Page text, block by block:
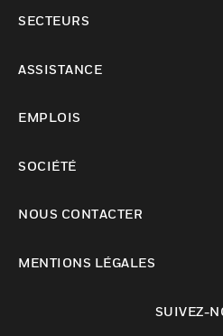
SECTEURS
ASSISTANCE
EMPLOIS
SOCIÉTÉ
NOUS CONTACTER
MENTIONS LÉGALES
SUIVEZ-